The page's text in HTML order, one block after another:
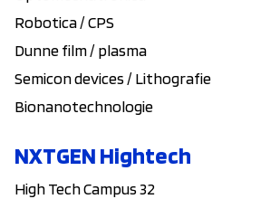
Robotica / CPS
Dunne film / plasma
Semicon devices / Lithografie
Bionanotechnologie
NXTGEN Hightech
High Tech Campus 32